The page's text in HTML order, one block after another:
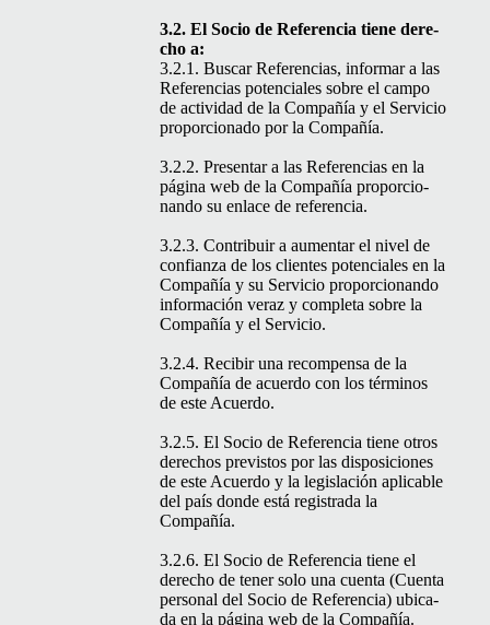
3.2. El Socio de Ref­er­en­cia tiene dere­
cho a:
3.2.1. Bus­car Ref­er­en­cias, infor­mar a las
Ref­er­en­cias poten­ciales sobre el cam­po
de activi­dad de la Com­pañía y el Ser­vi­cio
pro­por­ciona­do por la Compañía.
3.2.2. Pre­sen­tar a las Ref­er­en­cias en la
pági­na web de la Com­pañía pro­por­cio­
nan­do su enlace de referencia.
3.2.3. Con­tribuir a aumen­tar el niv­el de
con­fi­an­za de los clientes poten­ciales en la
Com­pañía y su Ser­vi­cio pro­por­cio­nan­do
infor­ma­ción ver­az y com­ple­ta sobre la
Com­pañía y el Servicio.
3.2.4. Recibir una rec­om­pen­sa de la
Com­pañía de acuer­do con los tér­mi­nos
de este Acuerdo.
3.2.5. El Socio de Ref­er­en­cia tiene otros
dere­chos pre­vis­tos por las dis­posi­ciones
de este Acuer­do y la leg­is­lación aplic­a­ble
del país donde está reg­istra­da la
Compañía.
3.2.6. El Socio de Ref­er­en­cia tiene el
dere­cho de ten­er solo una cuen­ta (Cuen­ta
per­son­al del Socio de Ref­er­en­cia) ubi­ca­
da en la pági­na web de la Compañía.